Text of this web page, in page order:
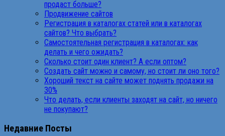
продаст больше?
Продвижение сайтов
Регистрация в каталогах статей или в каталогах
сайтов? Что выбрать?
Самостоятельная регистрация в каталогах: как
делать и чего ожидать?
Сколько стоит один клиент? А если оптом?
Создать сайт можно и самому, но стоит ли оно того?
Хороший текст на сайте может поднять продажи на
30%
Что делать, если клиенты заходят на сайт, но ничего
не покупают?
Недавние Посты